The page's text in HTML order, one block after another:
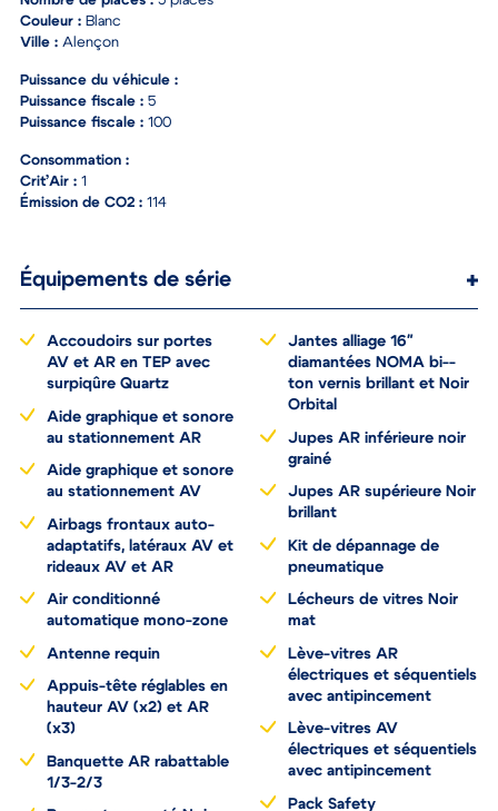
Nombre de places :
Couleur :Blanc
Puissance du véhicule :
Puissance fiscale : 5
Consommation :
Crit’Air : 1
Équipements de série
Accoudoirs sur portes
AV et AR en TEP avec
Aide graphique et sonore
Aide graphique et sonore
Airbags frontaux auto-
adaptatifs, latéraux AV et
Air conditionné
Appuis-tête réglables en
hauteur AV (x2) et AR
Banquette AR rabattable
Jantes alliage 16"
diamantées NOMA bi--
ton vernis brillant et Noir
Jupes AR inférieure noir
grainé
Jupes AR supérieure Noir
Kit de dépannage de
Lécheurs de vitres Noir
Lève-vitres AR
électriques et séquentiels
Lève-vitres AV
électriques et séquentiels